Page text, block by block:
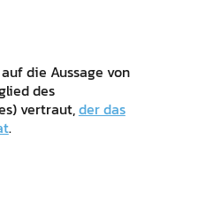
die Aussage von
des
vertraut,der das
.